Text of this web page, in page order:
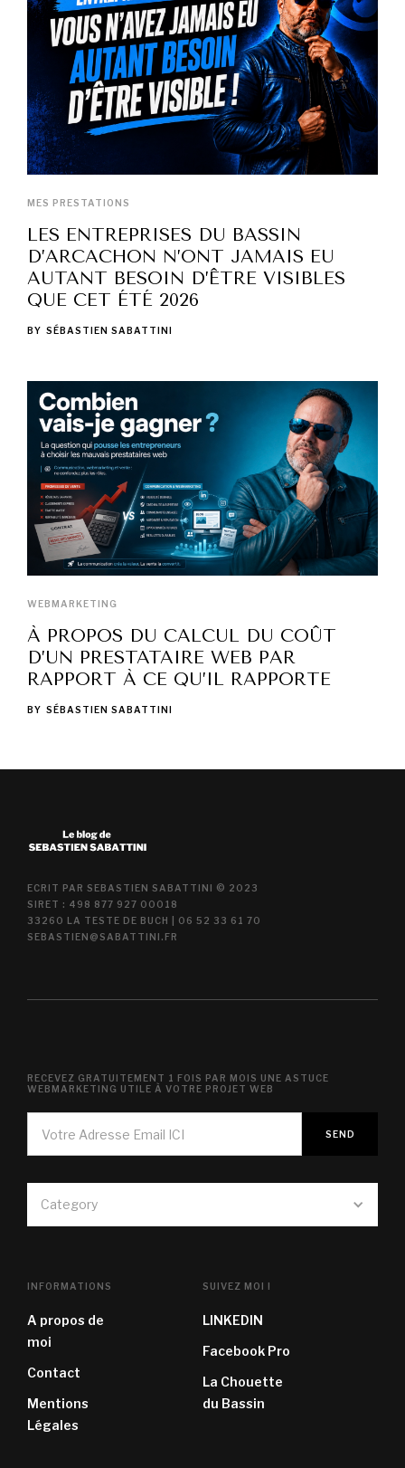
MES PRESTATIONS
LES ENTREPRISES DU BASSIN
D’ARCACHON N’ONT JAMAIS EU
AUTANT BESOIN D’ÊTRE VISIBLES
QUE CET ÉTÉ 2026
BY SÉBASTIEN SABATTINI
WEBMARKETING
À PROPOS DU CALCUL DU COÛT
D’UN PRESTATAIRE WEB PAR
RAPPORT À CE QU’IL RAPPORTE
BY SÉBASTIEN SABATTINI
ECRIT PAR SEBASTIEN SABATTINI © 2023
SIRET : 498 877 927 00018
33260 LA TESTE DE BUCH | 06 52 33 61 70
SEBASTIEN@SABATTINI.FR
Category
RECEVEZ GRATUITEMENT 1 FOIS PAR MOIS UNE ASTUCE
WEBMARKETING UTILE À VOTRE PROJET WEB
INFORMATIONS
A propos de
moi
Contact
Mentions
Légales
SUIVEZ MOI !
LINKEDIN
Facebook Pro
La Chouette
du Bassin